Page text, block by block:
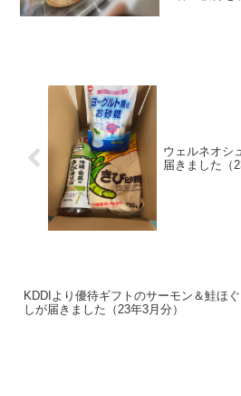
ウェルネオシ
届きました（
KDDIより優待ギフトのサーモン＆鮭ほぐ
しが届きました（23年3月分）